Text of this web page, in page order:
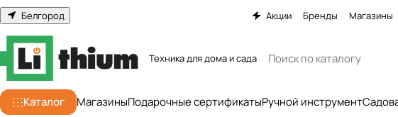
Белгород Акции Бренды Магазины
Техника для дома и сада
Каталог МагазиныПодарочные сертификатыРучной инструмент